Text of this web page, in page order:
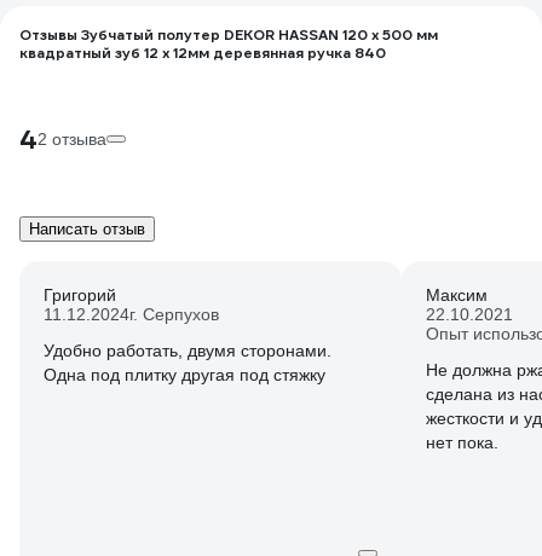
Отзывы Зубчатый полутер DEKOR HASSAN 120 х 500 мм
квадратный зуб 12 х 12мм деревянная ручка 840
42 отзыва
Написать отзыв
Григорий
11.12.2024г. Серпухов
Удобно работать, двумя сторонами.
Одна под плитку другая под стяжку
Максим
22.10.2021
Опыт
Не должна
сделана из
жесткости и
нет пока.